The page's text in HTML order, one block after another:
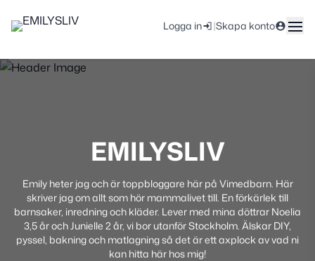
Logga in |Skapa konto
EMILYSLIV
Emily heter jag och är toppbloggare här på Vimedbarn. Här
skriver jag om allt som hör mammalivet till. En förkärlek till
barnsaker, inredning och kläder. Lever med mina döttrar Noelia
3,5 år och Junielle 2 år, vi bor utanför Stockholm. Älskar DIY,
pyssel, bakning och matlagning så det är ett axplock av vad ni
kan hitta här hos mig!